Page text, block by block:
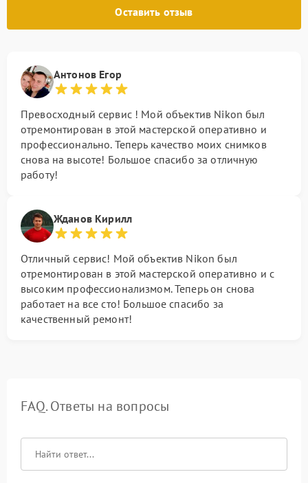
Оставить отзыв
Антонов Егор
Превосходный сервис ! Мой объектив Nikon был
отремонтирован в этой мастерской оперативно и
профессионально. Теперь качество моих снимков
снова на высоте! Большое спасибо за отличную
работу!
Жданов Кирилл
Отличный сервис! Мой объектив Nikon был
отремонтирован в этой мастерской оперативно и с
высоким профессионализмом. Теперь он снова
работает на все сто! Большое спасибо за
качественный ремонт!
FAQ. Ответы на вопросы